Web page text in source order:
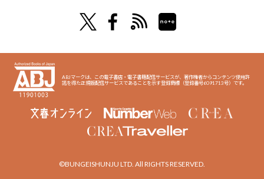
ABJマークは、この電子書店・電子書籍配信サービスが、著作権者からコンテンツ使用許
諾を得た正規版配信サービスであることを示す登録商標（登録番号6091713号）です。
©BUNGEISHUNJU LTD. All RIGHTS RESERVED.